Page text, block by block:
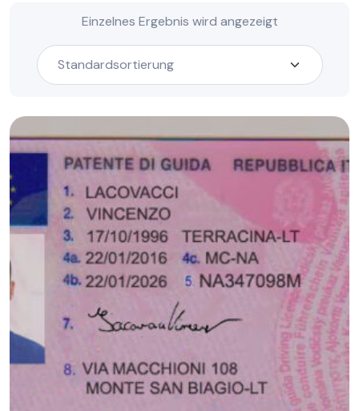
Einzelnes Ergebnis wird angezeigt